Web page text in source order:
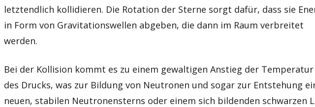
letztendlich kollidieren. Die Rotation der Sterne sorgt dafür, dass sie
in Form von Gravitationswellen abgeben, die dann im Raum verbreitet
werden.
Bei der Kollision kommt es zu einem gewaltigen Anstieg der
des Drucks, was zur Bildung von Neutronen und sogar zur Entstehung
neuen, stabilen Neutronensterns oder einem sich bildenden schwarzen